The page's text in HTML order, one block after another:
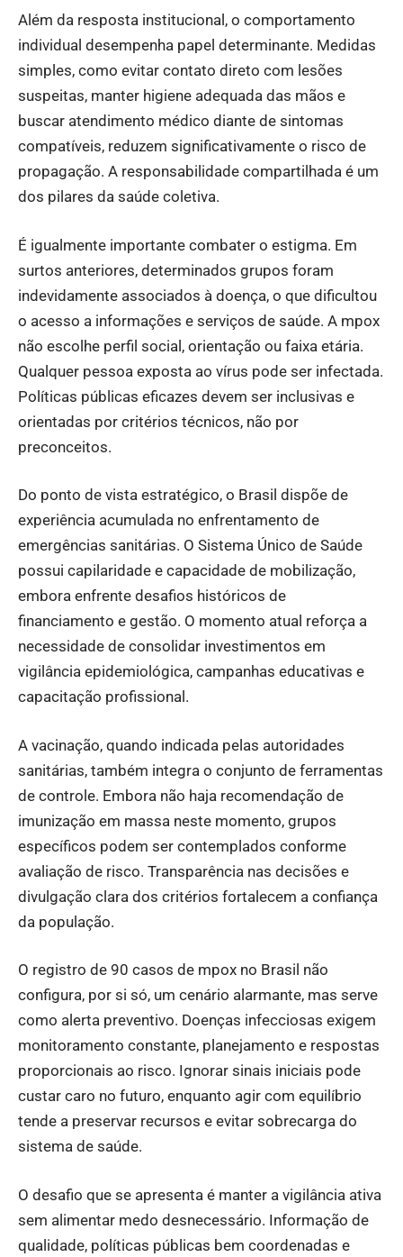
Além da resposta institucional, o comportamento
individual desempenha papel determinante. Medidas
simples, como evitar contato direto com lesões
suspeitas, manter higiene adequada das mãos e
buscar atendimento médico diante de sintomas
compatíveis, reduzem significativamente o risco de
propagação. A responsabilidade compartilhada é um
dos pilares da saúde coletiva.
É igualmente importante combater o estigma. Em
surtos anteriores, determinados grupos foram
indevidamente associados à doença, o que dificultou
o acesso a informações e serviços de saúde. A mpox
não escolhe perfil social, orientação ou faixa etária.
Qualquer pessoa exposta ao vírus pode ser infectada.
Políticas públicas eficazes devem ser inclusivas e
orientadas por critérios técnicos, não por
preconceitos.
Do ponto de vista estratégico, o Brasil dispõe de
experiência acumulada no enfrentamento de
emergências sanitárias. O Sistema Único de Saúde
possui capilaridade e capacidade de mobilização,
embora enfrente desafios históricos de
financiamento e gestão. O momento atual reforça a
necessidade de consolidar investimentos em
vigilância epidemiológica, campanhas educativas e
capacitação profissional.
A vacinação, quando indicada pelas autoridades
sanitárias, também integra o conjunto de ferramentas
de controle. Embora não haja recomendação de
imunização em massa neste momento, grupos
específicos podem ser contemplados conforme
avaliação de risco. Transparência nas decisões e
divulgação clara dos critérios fortalecem a confiança
da população.
O registro de 90 casos de mpox no Brasil não
configura, por si só, um cenário alarmante, mas serve
como alerta preventivo. Doenças infecciosas exigem
monitoramento constante, planejamento e respostas
proporcionais ao risco. Ignorar sinais iniciais pode
custar caro no futuro, enquanto agir com equilíbrio
tende a preservar recursos e evitar sobrecarga do
sistema de saúde.
O desafio que se apresenta é manter a vigilância ativa
sem alimentar medo desnecessário. Informação de
qualidade, políticas públicas bem coordenadas e